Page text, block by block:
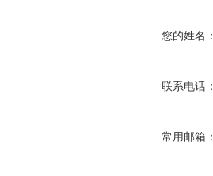
您的姓名：
联系电话：
常用邮箱：